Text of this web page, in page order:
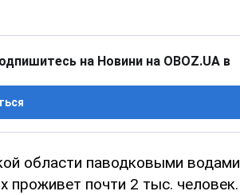
на Новини на OBOZ.UA в
области паводковыми водами
проживет почти 2 тыс. человек.